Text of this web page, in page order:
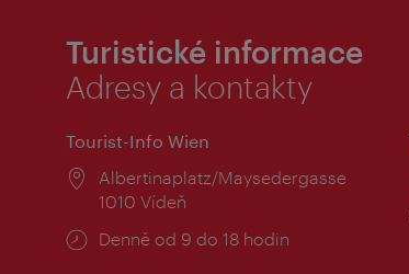
Turistické informace
Adresy a kontakty
Tourist-Info Wien
Místo:
Albertinaplatz/Maysedergasse
1010 Vídeň
Provozní
Denně od 9 do 18 hodin